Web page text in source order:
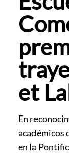
Postgrados
Admisión
ALUMNI
et
En
académicos
en la